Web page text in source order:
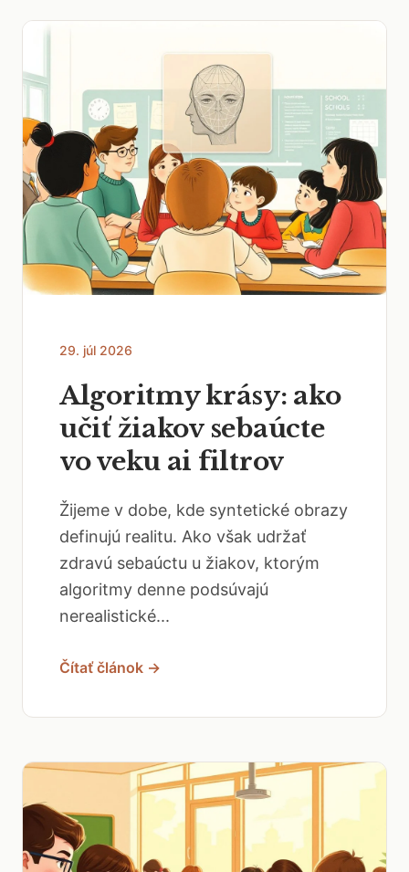
29. júl 2026
Algoritmy krásy: ako
učiť žiakov sebaúcte
vo veku ai filtrov
Žijeme v dobe, kde syntetické obrazy
definujú realitu. Ako však udržať
zdravú sebaúctu u žiakov, ktorým
algoritmy denne podsúvajú
nerealistické...
Čítať článok →